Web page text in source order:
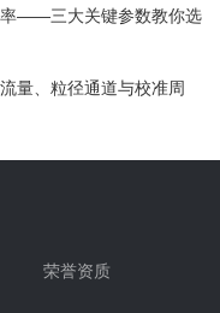
率——三大关键参数教你选
量、粒径通道与校准周
荣誉资质